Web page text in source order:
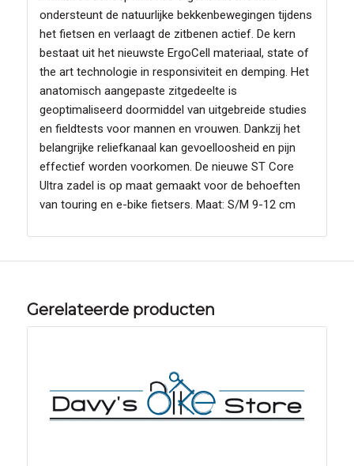
ondersteunt de natuurlijke bekkenbewegingen tijdens
het fietsen en verlaagt de zitbenen actief. De kern
bestaat uit het nieuwste ErgoCell materiaal, state of
the art technologie in responsiviteit en demping. Het
anatomisch aangepaste zitgedeelte is
geoptimaliseerd doormiddel van uitgebreide studies
en fieldtests voor mannen en vrouwen. Dankzij het
belangrijke reliefkanaal kan gevoelloosheid en pijn
effectief worden voorkomen. De nieuwe ST Core
Ultra zadel is op maat gemaakt voor de behoeften
van touring en e-bike fietsers. Maat: S/M 9-12 cm
Gerelateerde producten